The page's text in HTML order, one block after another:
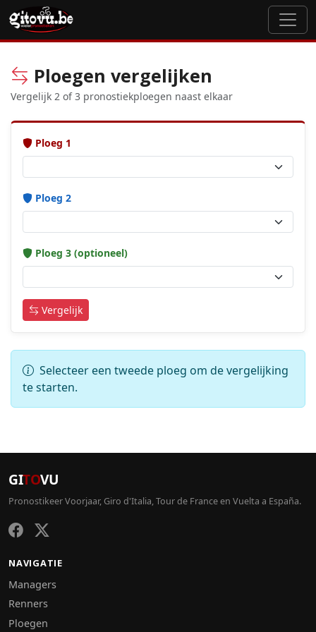
Ploegen vergelijken
Vergelijk 2 of 3 pronostiekploegen naast elkaar
Ploeg 1
Ploeg 2
Ploeg 3 (optioneel)
Vergelijk
Selecteer een tweede ploeg om de vergelijking
te starten.
GITOVU
Pronostikeer Voorjaar, Giro d'Italia, Tour de France en Vuelta a España.
NAVIGATIE
Managers
Renners
Ploegen